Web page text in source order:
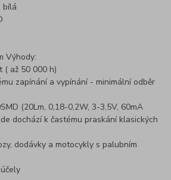
bílá
Výhody:
( až 50 000 h)
zapínání a vypínání - minimální odběr
(20Lm, 0,18-0,2W, 3-3,5V, 60mA
dochází k častému praskání klasických
dodávky a motocykly s palubním